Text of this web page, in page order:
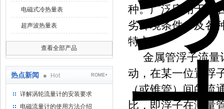
电磁式冷热量表
超声波热量表
查看全部产品
热点新闻 Hot ROME+
详解涡轮流量计的安装要求
电磁流量计的使用方法介绍
种。广泛应用于，
劣环境条件，及各
特点
金属管浮子流量
动，在某一位置浮
（或锥管）间的流
比，即浮子在测量